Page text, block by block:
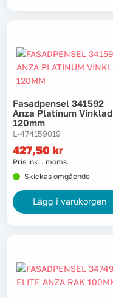
Fasadpensel 341592
Anza Platinum Vinklad
120mm
L-474159019
427,50 kr
Pris inkl. moms
Skickas omgående
Lägg i varukorgen